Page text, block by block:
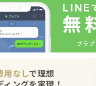
身でご準備されました！
りらしさ・おふたりの空気
ラックスして、撮影を楽
うゆっくり撮影をさせてい
ニケーションを取りながら
用なしで理想